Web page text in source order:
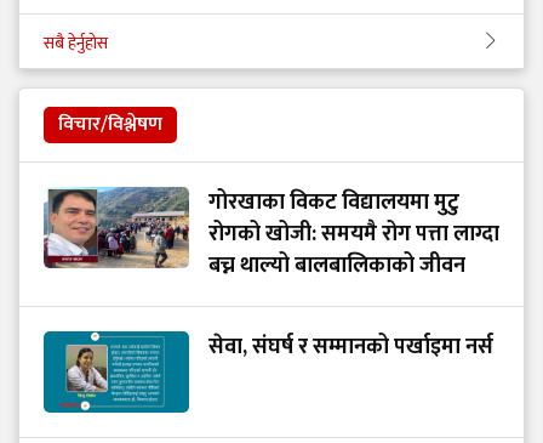
सबै हेर्नुहोस
विचार/विश्लेषण
गोरखाका विकट विद्यालयमा मुटु
रोगको खोजी: समयमै रोग पत्ता लाग्दा
बच्न थाल्यो बालबालिकाको जीवन
सेवा, संघर्ष र सम्मानको पर्खाइमा नर्स